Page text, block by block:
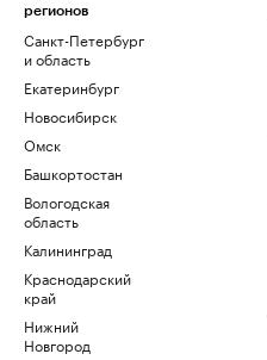
регионов
Санкт-Петербург
и область
Екатеринбург
Новосибирск
Омск
Башкортостан
Вологодская
область
Калининград
Краснодарский
край
Нижний
Новгород